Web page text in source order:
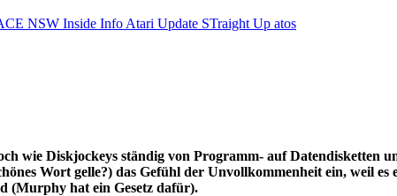
NSW Inside Info Atari Update STraight Up atos
wie Diskjockeys ständig von Programm- auf Datendisketten
Wort gelle?) das Gefühl der Unvollkommenheit ein, weil
(Murphy hat ein Gesetz dafür).